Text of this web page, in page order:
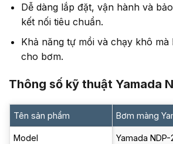
Dễ dàng lắp đặt, vận hành và
kết nối tiêu chuẩn.
Khả năng tự mồi và chạy khô mà
cho bơm.
Thông số kỹ thuật Yamada
Tên sản phẩm Bơm màng
Model Yamada NDP-